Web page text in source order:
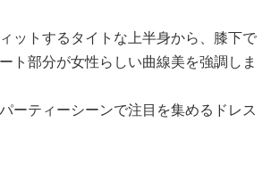
ットするタイトな上半身から、膝下で
ト部分が女性らしい曲線美を強調しま
ーティーシーンで注目を集めるドレス